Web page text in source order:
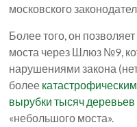
московского
Более того, он
моста через Шлюз №9,
нарушениями закона
более
вырубки тысяч
«небольшого моста».